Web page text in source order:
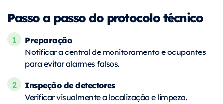
Passo a passo do protocolo técnico
Preparação
Notificar a central de monitoramento e ocupantes
para evitar alarmes falsos.
Inspeção de detectores
Verificar visualmente a localização e limpeza.